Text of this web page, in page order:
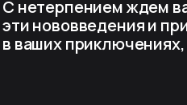
С нетерпением ждем
эти нововведения и
в ваших